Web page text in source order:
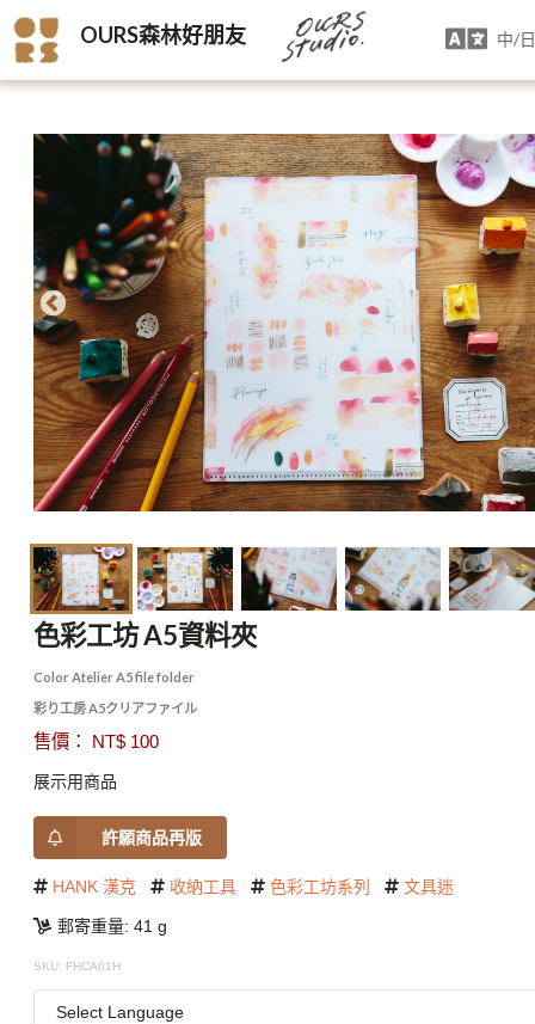
OURS森林好朋友 中/
色彩工坊 A5資料夾
Color Atelier A5 file folder
彩り工房 A5クリアファイル
售價： NT$ 100
展示用商品
許願商品再版
HANK 漢克 收納工具 色彩工坊系列 文具迷
郵寄重量: 41 g
SKU: FHCA01H